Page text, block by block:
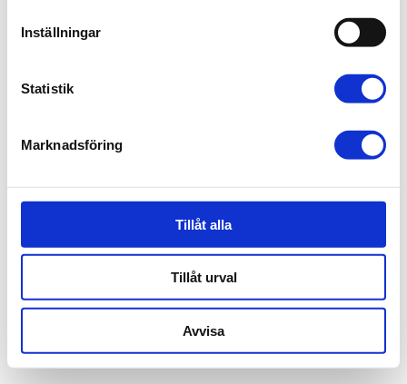
Inställningar
Statistik
Marknadsföring
Tillåt alla
Tillåt urval
Avvisa